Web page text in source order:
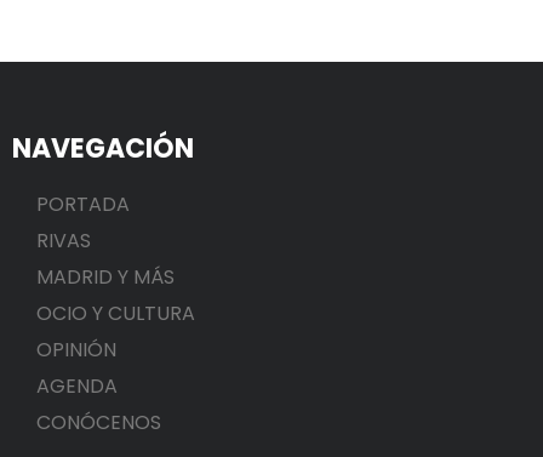
NAVEGACIÓN
PORTADA
RIVAS
MADRID Y MÁS
OCIO Y CULTURA
OPINIÓN
AGENDA
CONÓCENOS